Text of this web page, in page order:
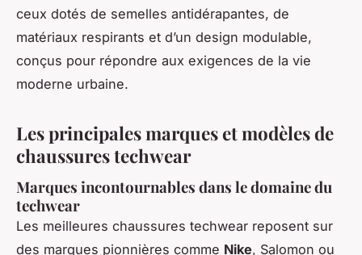
ceux dotés de semelles antidérapantes, de
matériaux respirants et d’un design modulable,
conçus pour répondre aux exigences de la vie
moderne urbaine.
Les principales marques et modèles de
chaussures techwear
Marques incontournables dans le domaine du
techwear
Les meilleures chaussures techwear reposent sur
des marques pionnières comme Nike, Salomon ou